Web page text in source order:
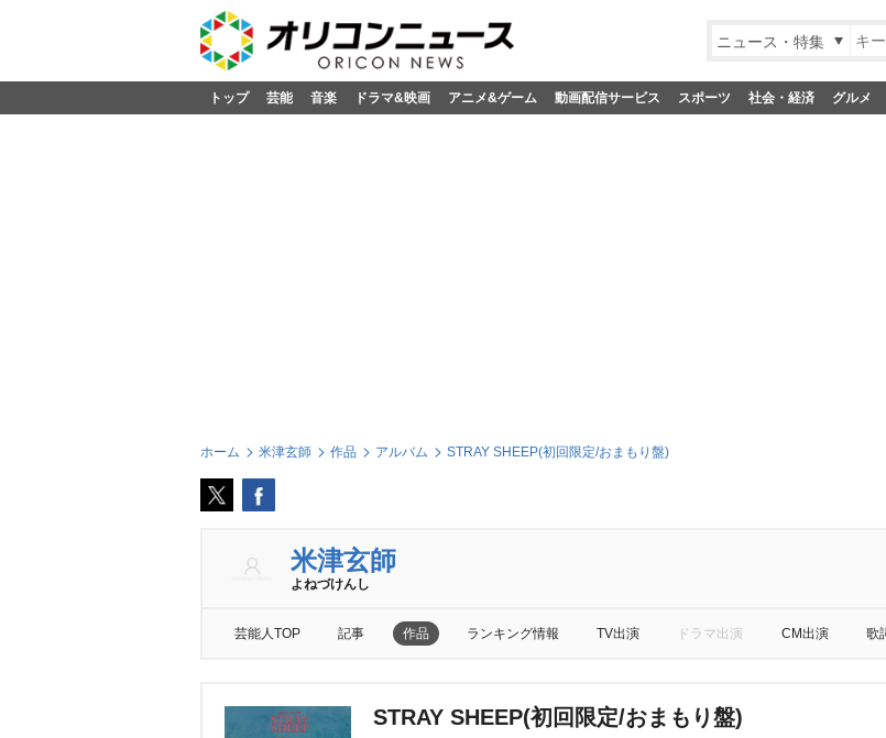
ニュース・特集
トップ 芸能 音楽 ドラマ&映画 アニメ&ゲーム 動画配信サービス スポーツ 社会・経済 グルメ
ホーム 米津玄師 作品 アルバム STRAY SHEEP(初回限定/おまもり盤)
米津玄師
よねづけんし
芸能人TOP 記事 作品 ランキング情報 TV出演 ドラマ出演 CM出演 歌
STRAY SHEEP(初回限定/おまもり盤)